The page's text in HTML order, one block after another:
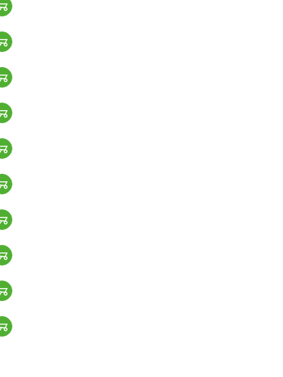
Warenkorb hinzufügen
Warenkorb hinzufügen
Warenkorb hinzufügen
Warenkorb hinzufügen
Warenkorb hinzufügen
Warenkorb hinzufügen
Warenkorb hinzufügen
Warenkorb hinzufügen
Warenkorb hinzufügen
Warenkorb hinzufügen